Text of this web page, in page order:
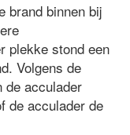
brand binnen bij
plekke stond een
Volgens de
de acculader
de acculader de